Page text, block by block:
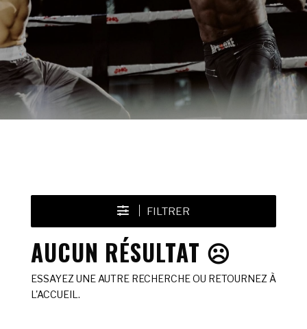
FILTRER
AUCUN RÉSULTAT ☹️
ESSAYEZ UNE AUTRE RECHERCHE OU RETOURNEZ À
L'ACCUEIL.